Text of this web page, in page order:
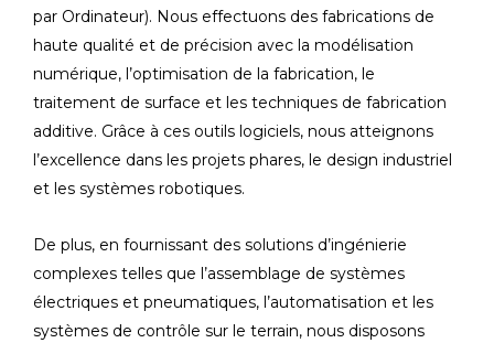
par Ordinateur). Nous effectuons des fabrications de
haute qualité et de précision avec la modélisation
numérique, l’optimisation de la fabrication, le
traitement de surface et les techniques de fabrication
additive. Grâce à ces outils logiciels, nous atteignons
l’excellence dans les projets phares, le design industriel
et les systèmes robotiques.
De plus, en fournissant des solutions d’ingénierie
complexes telles que l’assemblage de systèmes
électriques et pneumatiques, l’automatisation et les
systèmes de contrôle sur le terrain, nous disposons